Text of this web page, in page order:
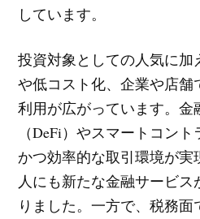
しています。
投資対象としての人気に
や低コスト化、企業や店
利用が広がっています。金
（DeFi）やスマートコン
かつ効率的な取引環境が実
人にも新たな金融サービ
りました。一方で、税務